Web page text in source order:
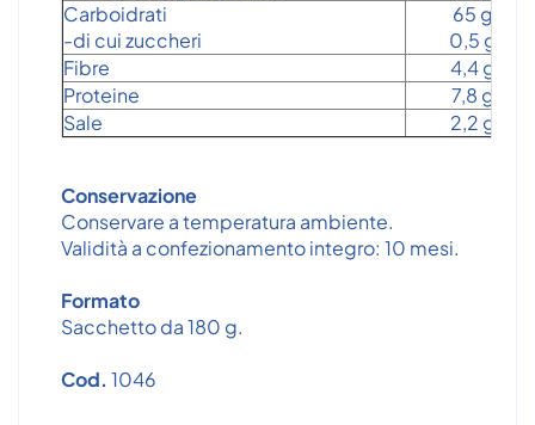
Carboidrati
-di cui zuccheri
65 g
0,5 g
Fibre
4,4 g
Proteine
7,8 g
Sale
2,2 g
Conservazione
Conservare a temperatura ambiente.
Validità a confezionamento integro: 10 mesi.
Formato
Sacchetto da 180 g.
Cod. 1046